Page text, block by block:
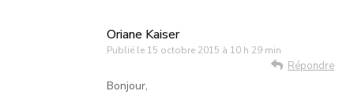
Oriane Kaiser
Publié le 15 octobre 2015 à 10 h 29 min
Répondre
Bonjour,